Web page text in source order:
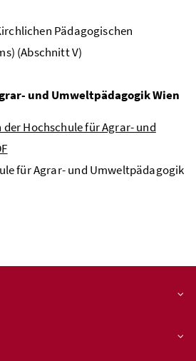
Pädagogischen
(Abschnitt V)
und Umweltpädagogik Wien
Hochschule für Agrar- und
für Agrar- und Umweltpädagogik